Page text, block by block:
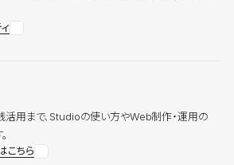
用まで、Studioの使い方やWeb制作・運用の
こちら